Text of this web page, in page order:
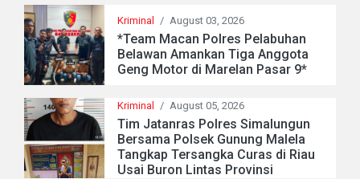
Kriminal / August 03, 2026
*Team Macan Polres Pelabuhan
Belawan Amankan Tiga Anggota
Geng Motor di Marelan Pasar 9*
Kriminal / August 05, 2026
Tim Jatanras Polres Simalungun
Bersama Polsek Gunung Malela
Tangkap Tersangka Curas di Riau
Usai Buron Lintas Provinsi